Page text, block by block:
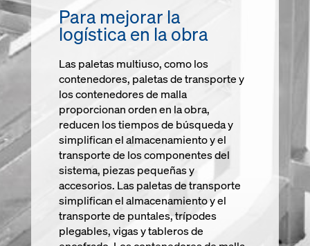
Para mejorar la
logística en la obra
Las paletas multiuso, como los
contenedores, paletas de transporte y
los contenedores de malla
proporcionan orden en la obra,
reducen los tiempos de búsqueda y
simplifican el almacenamiento y el
transporte de los componentes del
sistema, piezas pequeñas y
accesorios. Las paletas de transporte
simplifican el almacenamiento y el
transporte de puntales, trípodes
plegables, vigas y tableros de